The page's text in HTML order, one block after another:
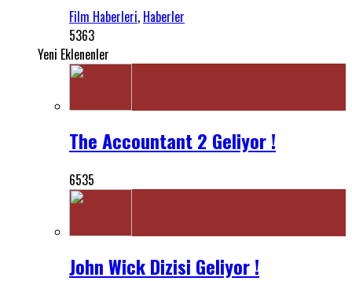
Film Haberleri, Haberler
5363
Yeni Eklenenler
The Accountant 2 Geliyor !
6535
John Wick Dizisi Geliyor !